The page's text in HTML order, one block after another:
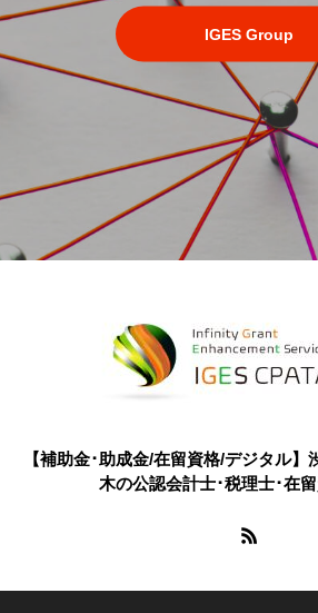
IGES Group
【補助金･助成金/在留資格/デジタル】
木の公認会計士･税理士･在